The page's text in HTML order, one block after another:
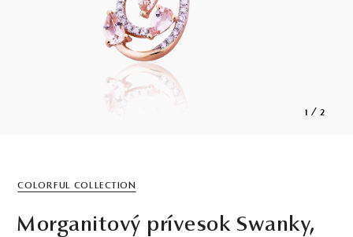
1 / 2
COLORFUL COLLECTION
Morganitový prívesok Swanky,